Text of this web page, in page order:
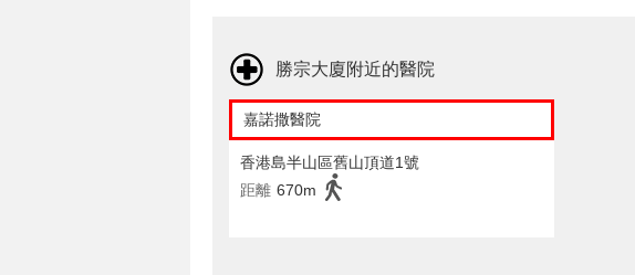
勝宗大廈附近的醫院
嘉諾撒醫院
香港島半山區舊山頂道1號
距離 670m